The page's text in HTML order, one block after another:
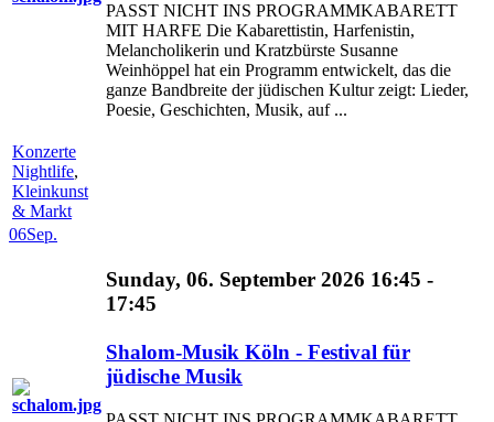
PASST NICHT INS PROGRAMMKABARETT
MIT HARFE Die Kabarettistin, Harfenistin,
Melancholikerin und Kratzbürste Susanne
Weinhöppel hat ein Programm entwickelt, das die
ganze Bandbreite der jüdischen Kultur zeigt: Lieder,
Poesie, Geschichten, Musik, auf ...
Konzerte
Nightlife,
Kleinkunst
& Markt
06Sep.
Sunday, 06. September 2026 16:45 -
17:45
Shalom-Musik Köln - Festival für
jüdische Musik